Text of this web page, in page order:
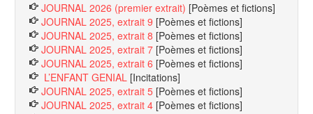
JOURNAL 2026 (premier extrait) [Poèmes et fictions]
JOURNAL 2025, extrait 9 [Poèmes et fictions]
JOURNAL 2025, extrait 8 [Poèmes et fictions]
JOURNAL 2025, extrait 7 [Poèmes et fictions]
JOURNAL 2025, extrait 6 [Poèmes et fictions]
L’ENFANT GENIAL [Incitations]
JOURNAL 2025, extrait 5 [Poèmes et fictions]
JOURNAL 2025, extrait 4 [Poèmes et fictions]